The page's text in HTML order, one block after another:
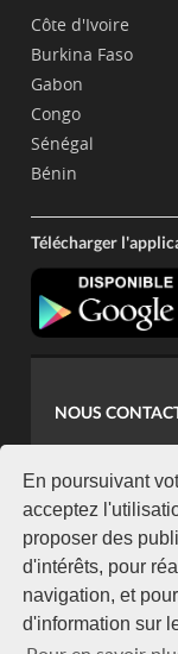
En poursuivant
acceptez
proposer des
d'intérêts, pour
navigation, et
d'information sur
Côte d'Ivoire
Burkina Faso
Gabon
Congo
Sénégal
Bénin
Télécharger
NOUS
+225 07
NEWSLETTER
Restez connecté
S'abonner